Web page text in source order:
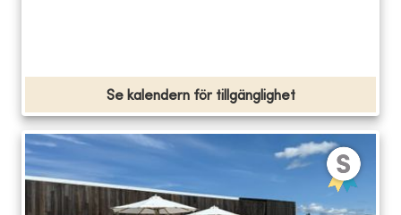
Se kalendern för tillgänglighet